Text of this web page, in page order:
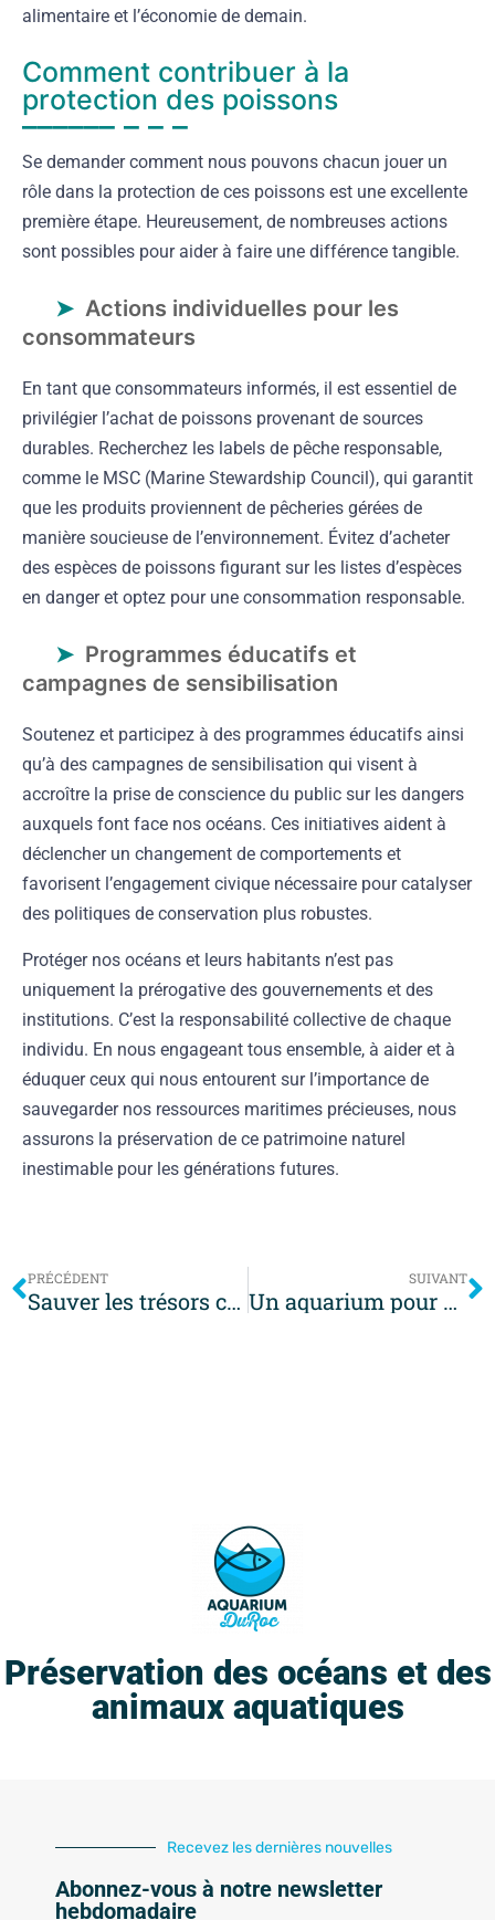
alimentaire et l’économie de demain.
Comment contribuer à la
protection des poissons
Se demander comment nous pouvons chacun jouer un
rôle dans la protection de ces poissons est une excellente
première étape. Heureusement, de nombreuses actions
sont possibles pour aider à faire une différence tangible.
Actions individuelles pour les
consommateurs
En tant que consommateurs informés, il est essentiel de
privilégier l’achat de poissons provenant de sources
durables. Recherchez les labels de pêche responsable,
comme le MSC (Marine Stewardship Council), qui garantit
que les produits proviennent de pêcheries gérées de
manière soucieuse de l’environnement. Évitez d’acheter
des espèces de poissons figurant sur les listes d’espèces
en danger et optez pour une consommation responsable.
Programmes éducatifs et
campagnes de sensibilisation
Soutenez et participez à des programmes éducatifs ainsi
qu’à des campagnes de sensibilisation qui visent à
accroître la prise de conscience du public sur les dangers
auxquels font face nos océans. Ces initiatives aident à
déclencher un changement de comportements et
favorisent l’engagement civique nécessaire pour catalyser
des politiques de conservation plus robustes.
Protéger nos océans et leurs habitants n’est pas
uniquement la prérogative des gouvernements et des
institutions. C’est la responsabilité collective de chaque
individu. En nous engageant tous ensemble, à aider et à
éduquer ceux qui nous entourent sur l’importance de
sauvegarder nos ressources maritimes précieuses, nous
assurons la préservation de ce patrimoine naturel
inestimable pour les générations futures.
PRÉCÉDENT
Sauver les trésors cachés : la mission de conservation des espèces aquatiques
SUIVANT
Un aquarium pour chats : transformer le petit poisson en grand spectacle félin
Préservation des océans et des
animaux aquatiques
Recevez les dernières nouvelles
Abonnez-vous à notre newsletter
hebdomadaire